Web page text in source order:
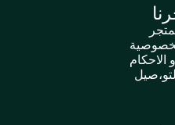
الاحكام